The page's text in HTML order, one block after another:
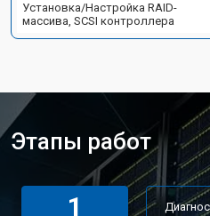
Установка/Настройка RAID-
массива, SCSI контроллера
Этапы работ
1